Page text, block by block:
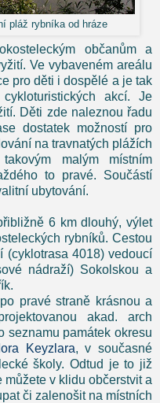
pláž rybníka od hráze
občanům a
Ve vybaveném areálu
pro děti i dospělé a je tak
akcí. Je
Děti zde naleznou řadu
dostatek možností pro
na travnatých plážích
malým místním
to pravé. Součástí
ubytování.
6 km dlouhý, výlet
rybníků. Cestou
(cyklotrasa 4018) vedoucí
nádraží) Sokolskou a
pravé straně krásnou a
akad. arch
seznamu památek okresu
Keyzlara, v současné
školy. Odtud je to již
v klidu občerstvit a
či zalenošit na místních